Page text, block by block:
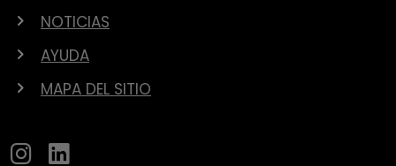
NOTICIAS
AYUDA
MAPA DEL SITIO